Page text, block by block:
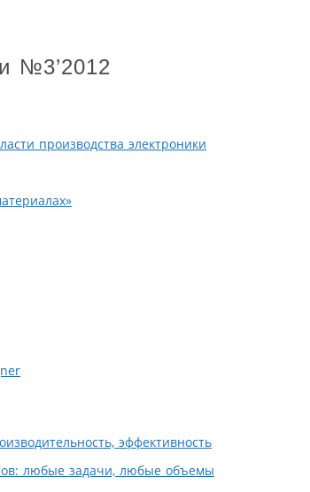
№3’2012
производства электроники
эффективность
любые задачи, любые объемы